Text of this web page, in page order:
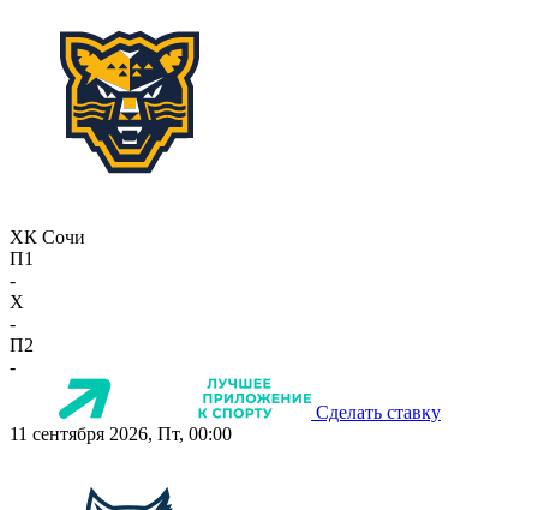
ХК Сочи
П1
-
X
-
П2
-
Сделать ставку
11 сентября 2026, Пт, 00:00